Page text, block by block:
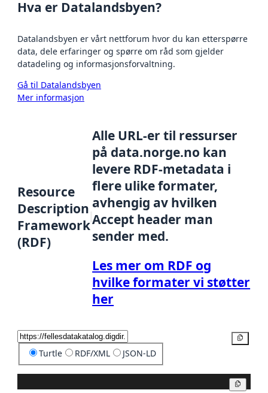
Hva er Datalandsbyen?
Datalandsbyen er vårt nettforum hvor du kan etterspørre
data, dele erfaringer og spørre om råd som gjelder
datadeling og informasjonsforvaltning.
Gå til Datalandsbyen
Mer informasjon
Resource
Description
Framework
(RDF)
Alle URL-er til ressurser
på data.norge.no kan
levere RDF-metadata i
flere ulike formater,
avhengig av hvilken
Accept header man
sender med.
Les mer om RDF og
hvilke formater vi støtter
her
Turtle RDF/XML JSON-LD